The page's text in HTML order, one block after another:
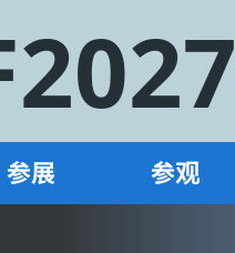
参展 参观